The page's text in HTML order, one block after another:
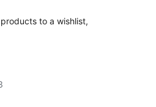
to a wishlist,